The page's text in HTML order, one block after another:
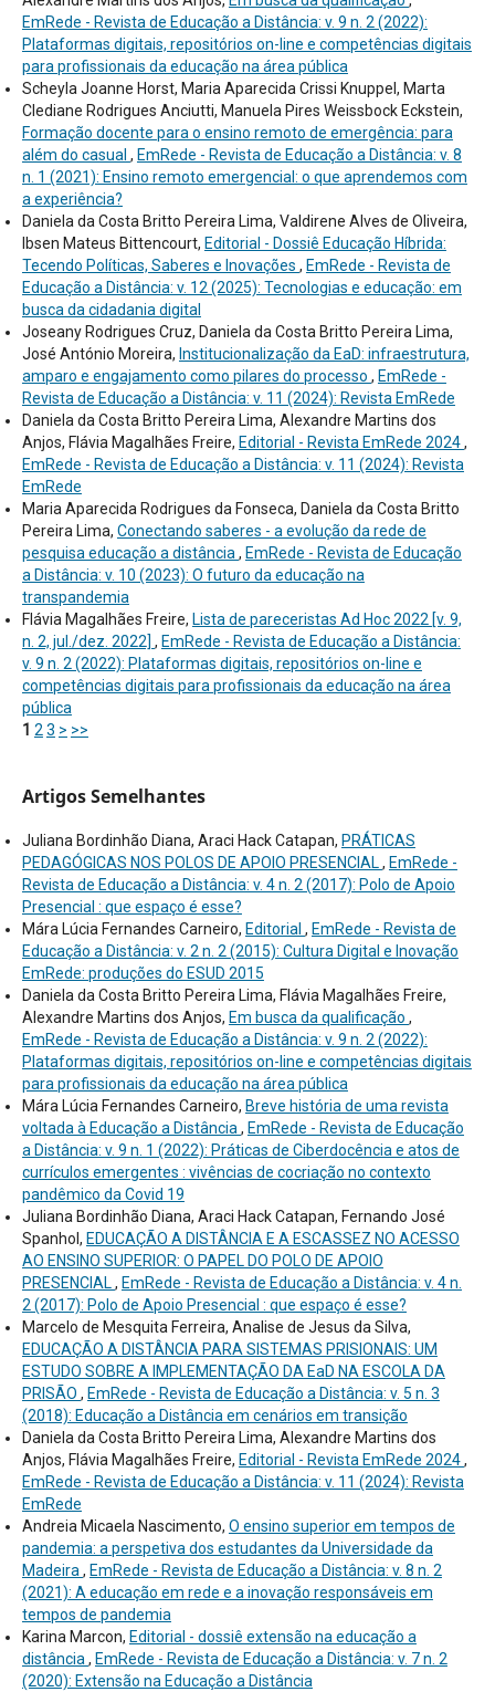
EmRede - Revista de Educação a Distância: v. 9 n. 2 (2022):
Plataformas digitais, repositórios on-line e competências digitais
para profissionais da educação na área pública
Scheyla Joanne Horst, Maria Aparecida Crissi Knuppel, Marta
Clediane Rodrigues Anciutti, Manuela Pires Weissbock Eckstein,
Formação docente para o ensino remoto de emergência: para
além do casual , EmRede - Revista de Educação a Distância: v. 8
n. 1 (2021): Ensino remoto emergencial: o que aprendemos com
a experiência?
Daniela da Costa Britto Pereira Lima, Valdirene Alves de Oliveira,
Ibsen Mateus Bittencourt, Editorial - Dossiê Educação Híbrida:
Tecendo Políticas, Saberes e Inovações , EmRede - Revista de
Educação a Distância: v. 12 (2025): Tecnologias e educação: em
busca da cidadania digital
Joseany Rodrigues Cruz, Daniela da Costa Britto Pereira Lima,
José António Moreira, Institucionalização da EaD: infraestrutura,
amparo e engajamento como pilares do processo , EmRede -
Revista de Educação a Distância: v. 11 (2024): Revista EmRede
Daniela da Costa Britto Pereira Lima, Alexandre Martins dos
Anjos, Flávia Magalhães Freire, Editorial - Revista EmRede 2024,
EmRede - Revista de Educação a Distância: v. 11 (2024): Revista
EmRede
Maria Aparecida Rodrigues da Fonseca, Daniela da Costa Britto
Pereira Lima, Conectando saberes - a evolução da rede de
pesquisa educação a distância , EmRede - Revista de Educação
a Distância: v. 10 (2023): O futuro da educação na
transpandemia
Flávia Magalhães Freire, Lista de pareceristas Ad Hoc 2022 [v. 9,
n. 2, jul./dez. 2022] , EmRede - Revista de Educação a Distância:
v. 9 n. 2 (2022): Plataformas digitais, repositórios on-line e
competências digitais para profissionais da educação na área
pública
1 2 3 > >>
Artigos Semelhantes
Juliana Bordinhão Diana, Araci Hack Catapan, PRÁTICAS
PEDAGÓGICAS NOS POLOS DE APOIO PRESENCIAL , EmRede -
Revista de Educação a Distância: v. 4 n. 2 (2017): Polo de Apoio
Presencial : que espaço é esse?
Mára Lúcia Fernandes Carneiro, Editorial , EmRede - Revista de
Educação a Distância: v. 2 n. 2 (2015): Cultura Digital e Inovação
EmRede: produções do ESUD 2015
Daniela da Costa Britto Pereira Lima, Flávia Magalhães Freire,
Alexandre Martins dos Anjos, Em busca da qualificação ,
EmRede - Revista de Educação a Distância: v. 9 n. 2 (2022):
Plataformas digitais, repositórios on-line e competências digitais
para profissionais da educação na área pública
Mára Lúcia Fernandes Carneiro, Breve história de uma revista
voltada à Educação a Distância , EmRede - Revista de Educação
a Distância: v. 9 n. 1 (2022): Práticas de Ciberdocência e atos de
currículos emergentes : vivências de cocriação no contexto
pandêmico da Covid 19
Juliana Bordinhão Diana, Araci Hack Catapan, Fernando José
Spanhol, EDUCAÇÃO A DISTÂNCIA E A ESCASSEZ NO ACESSO
AO ENSINO SUPERIOR: O PAPEL DO POLO DE APOIO
PRESENCIAL , EmRede - Revista de Educação a Distância: v. 4 n.
2 (2017): Polo de Apoio Presencial : que espaço é esse?
Marcelo de Mesquita Ferreira, Analise de Jesus da Silva,
EDUCAÇÃO A DISTÂNCIA PARA SISTEMAS PRISIONAIS: UM
ESTUDO SOBRE A IMPLEMENTAÇÃO DA EaD NA ESCOLA DA
PRISÃO , EmRede - Revista de Educação a Distância: v. 5 n. 3
(2018): Educação a Distância em cenários em transição
Daniela da Costa Britto Pereira Lima, Alexandre Martins dos
Anjos, Flávia Magalhães Freire, Editorial - Revista EmRede 2024,
EmRede - Revista de Educação a Distância: v. 11 (2024): Revista
EmRede
Andreia Micaela Nascimento, O ensino superior em tempos de
pandemia: a perspetiva dos estudantes da Universidade da
Madeira , EmRede - Revista de Educação a Distância: v. 8 n. 2
(2021): A educação em rede e a inovação responsáveis em
tempos de pandemia
Karina Marcon, Editorial - dossiê extensão na educação a
distância , EmRede - Revista de Educação a Distância: v. 7 n. 2
(2020): Extensão na Educação a Distância